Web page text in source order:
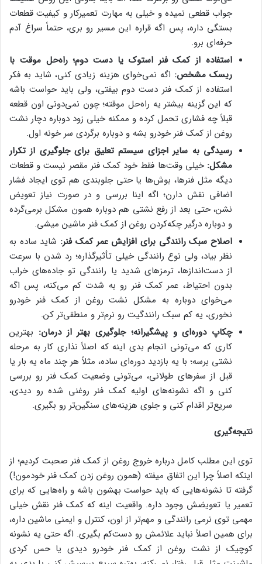
جواب قطعی نمیده و خیلی به مهارت تعمیرکار و کیفیت قطعات
بستگی داره، پس اگه قراره این مسیر رو بری، حتماً سراغ آدم
حرفه‌ای برو.
استفاده از کمک فنر استوک یا دست دوم؛ راه‌حل موقت با
ریسک مشخص: اگه نمی‌خوای هزینه زیادی کنی، شاید به فکر
استفاده از کمک فنر دست دوم بیفتی، ولی باید حواست باشه
که این گزینه بیشتر یه راه‌حل موقته؛ چون نمی‌دونی اون قطعه
قبلاً چه فشاری تحمل کرده و ممکنه خیلی زود دوباره دچار نشت
روغن از کمک فنر خودرو بشه و دوباره برگردی سر خونه اول.
رسیدگی به سایر اجزای سیستم تعلیق برای جلوگیری از تکرار
مشکل:خیلی وقت‌ها فقط خود کمک فنر مقصر نیست و قطعات
دیگه مثل فنرها، بوش‌ها یا حتی جلوبندی هم توی ایجاد فشار
اضافی نقش دارن؛ اگه اینا بررسی و در صورت نیاز تعویض
نشن، حتی بعد از رفع نشتی هم دوباره همون مشکل برمی‌گرده
و دوباره درگیر چکه‌کردن روغن از کمک فنر ماشین میشی.
اصلاح سبک رانندگی برای افزایش عمر کمک فنر: شاید ساده به
نظر بیاد، ولی نوع رانندگی خیلی تأثیرگذاره؛ رد شدن با سرعت
از دست‌اندازها، ترمزهای شدید یا رانندگی تو جاده‌های خراب
بدون احتیاط، عمر کمک فنر رو به شدت کم می‌کنه، پس اگه
می‌خوای دوباره به مشکل نشت روغن از کمک فنر خودرو
نخوری، یه کم سبک رانندگیت رو نرم‌تر و منطقی‌تر کن.
چکاپ دوره‌ای و پیشگیرانه؛ جلوگیری بهتر از درمان: بهترین
کاری که می‌تونی انجام بدی اینه که اصلاً نذاری کار به مرحله
نشتی برسه؛ با یه بازدید دوره‌ای ساده، مثلاً هر چند ماه یه بار یا
قبل از سفرهای طولانی، می‌تونی وضعیت کمک فنر رو بررسی
کنی و اگه نشونه‌های اولیه کمک فنر روغنی شده رو دیدی،
سریع‌تر اقدام کنی و جلوی هزینه‌های سنگین‌تر رو بگیری.
نتیجه‌گیری
توی این مطلب کامل درباره خروج روغن از کمک فنر صحبت کردیم؛ از
اینکه اصلاً چرا این اتفاق میفته (همون روغن زدن کمک فنر خودمون!)
گرفته تا نشونه‌هایی که باید حواست بهشون باشه و راه‌هایی که برای
تعمیر یا تعویضش وجود داره. واقعیت اینه که کمک فنر نقش خیلی
مهمی توی نرمی رانندگی و مهم‌تر از اون، کنترل و ایمنی ماشین داره،
برای همین اصلاً نباید علائمش رو دست‌کم بگیری. اگه حتی یه نشونه
کوچیک از نشت روغن از کمک فنر خودرو دیدی یا حس کردی